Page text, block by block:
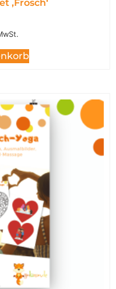
,Frosch‘